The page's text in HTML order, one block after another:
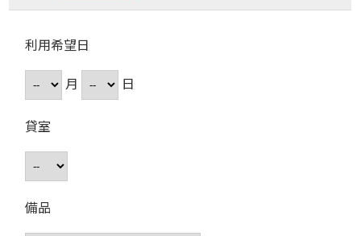
利用希望日
月
日
貸室
備品